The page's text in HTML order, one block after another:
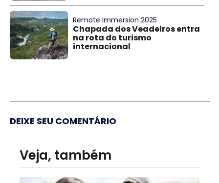
Remote Immersion 2025
Chapada dos Veadeiros entra
na rota do turismo
internacional
DEIXE SEU COMENTÁRIO
Veja, também